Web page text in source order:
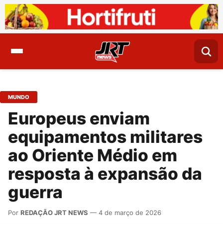
MUNDO
Europeus enviam
equipamentos militares
ao Oriente Médio em
resposta à expansão da
guerra
Por REDAÇÃO JRT NEWS — 4 de março de 2026